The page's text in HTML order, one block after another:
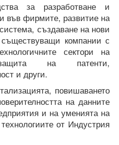
за разработване и
във фирмите, развитие на
създаване на нови
компании с
сектори на
защита на патенти,
и други.
повишаването
на данните
и на уменията на
от Индустрия